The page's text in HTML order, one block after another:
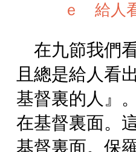
ｅ 給人
在九節我們
且總是給人看
基督裏的人』
在基督裏面。
基督裏面。保